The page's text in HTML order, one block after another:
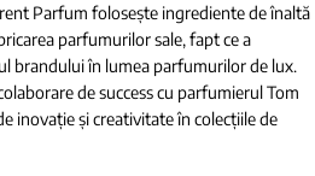
Parfum folosește ingrediente de înaltă
parfumurilor sale, fapt ce a
brandului în lumea parfumurilor de lux.
de success cu parfumierul Tom
inovație și creativitate în colecțiile de